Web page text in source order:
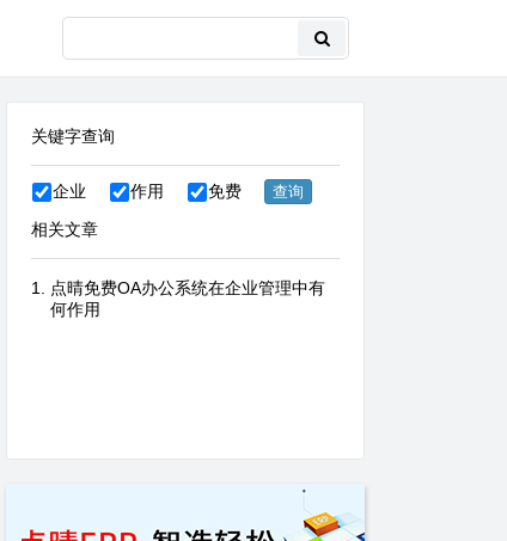
关键字查询
企业 作用 免费
相关文章
点晴免费OA办公系统在企业管理中有
何作用